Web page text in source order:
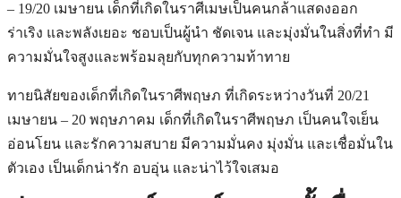
– 19/20 เมษายน เด็กที่เกิดในราศีเมษเป็นคนกล้าแสดงออก
ร่าเริง และพลังเยอะ ชอบเป็นผู้นำ ชัดเจน และมุ่งมั่นในสิ่งที่ทำ มี
ความมั่นใจสูงและพร้อมลุยกับทุกความท้าทาย
ทายนิสัยของเด็กที่เกิดในราศีพฤษภ ที่เกิดระหว่างวันที่ 20/21
เมษายน – 20 พฤษภาคม เด็กที่เกิดในราศีพฤษภ เป็นคนใจเย็น
อ่อนโยน และรักความสบาย มีความมั่นคง มุ่งมั่น และเชื่อมั่นใน
ตัวเอง เป็นเด็กน่ารัก อบอุ่น และน่าไว้ใจเสมอ